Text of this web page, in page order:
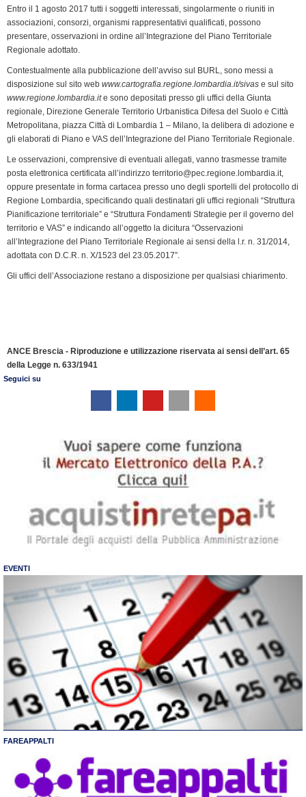
Entro il 1 agosto 2017 tutti i soggetti interessati, singolarmente o riuniti in
associazioni, consorzi, organismi rappresentativi qualificati, possono
presentare, osservazioni in ordine all’Integrazione del Piano Territoriale
Regionale adottato.
Contestualmente alla pubblicazione dell’avviso sul BURL, sono messi a
disposizione sul sito web www.cartografia.regione.lombardia.it/sivas e sul sito
www.regione.lombardia.ite sono depositati presso gli uffici della Giunta
regionale, Direzione Generale Territorio Urbanistica Difesa del Suolo e Città
Metropolitana, piazza Città di Lombardia 1 – Milano, la delibera di adozione e
gli elaborati di Piano e VAS dell’Integrazione del Piano Territoriale Regionale.
Le osservazioni, comprensive di eventuali allegati, vanno trasmesse tramite
posta elettronica certificata all’indirizzo territorio@pec.regione.lombardia.it,
oppure presentate in forma cartacea presso uno degli sportelli del protocollo di
Regione Lombardia, specificando quali destinatari gli uffici regionali “Struttura
Pianificazione territoriale” e “Struttura Fondamenti Strategie per il governo del
territorio e VAS” e indicando all’oggetto la dicitura “Osservazioni
all’Integrazione del Piano Territoriale Regionale ai sensi della l.r. n. 31/2014,
adottata con D.C.R. n. X/1523 del 23.05.2017”.
Gli uffici dell’Associazione restano a disposizione per qualsiasi chiarimento.
ANCE Brescia - Riproduzione e utilizzazione riservata ai sensi dell’art. 65
della Legge n. 633/1941
Seguici su
EVENTI
FAREAPPALTI